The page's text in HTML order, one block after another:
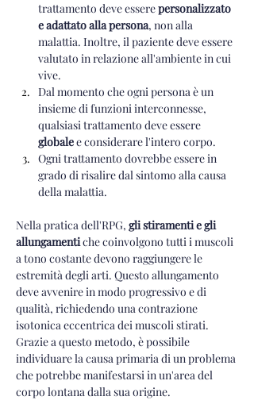
trattamento deve essere personalizzato
e adattato alla persona, non alla
malattia. Inoltre, il paziente deve essere
valutato in relazione all'ambiente in cui
vive.
Dal momento che ogni persona è un
insieme di funzioni interconnesse,
qualsiasi trattamento deve essere
globale e considerare l'intero corpo.
Ogni trattamento dovrebbe essere in
grado di risalire dal sintomo alla causa
della malattia.
Nella pratica dell'RPG, gli stiramenti e gli
allungamenti che coinvolgono tutti i muscoli
a tono costante devono raggiungere le
estremità degli arti. Questo allungamento
deve avvenire in modo progressivo e di
qualità, richiedendo una contrazione
isotonica eccentrica dei muscoli stirati.
Grazie a questo metodo, è possibile
individuare la causa primaria di un problema
che potrebbe manifestarsi in un'area del
corpo lontana dalla sua origine.